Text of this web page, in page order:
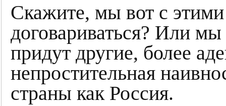
Скажите, мы вот с
договариваться? Или
придут другие, более
непростительная
страны как Россия.